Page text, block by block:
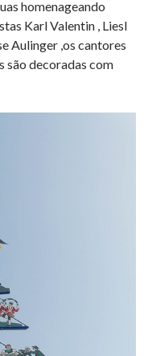
homenageando
Karl Valentin , Liesl
Aulinger ,os cantores
são decoradas com